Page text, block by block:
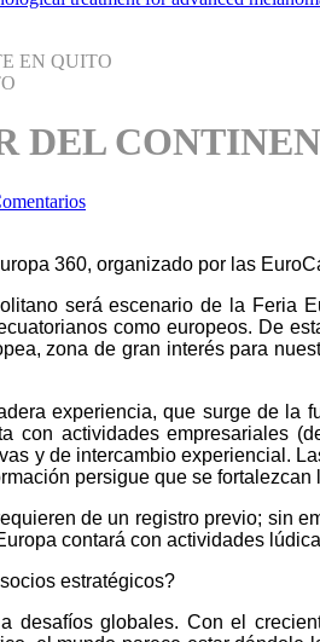
EN QUITO
DEL
360, organizado por las
será escenario de la Feria
como europeos. De
zona de gran interés para
experiencia, que surge de
actividades empresariales
y de intercambio experiencial.
persigue que se
de un registro previo; sin
contará con actividades
estratégicos?
desafíos globales. Con el